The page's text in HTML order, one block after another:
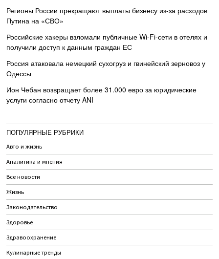
Регионы России прекращают выплаты бизнесу из-за расходов
Путина на «СВО»
Российские хакеры взломали публичные Wi-Fi-сети в отелях и
получили доступ к данным граждан ЕС
Россия атаковала немецкий сухогруз и гвинейский зерновоз у
Одессы
Ион Чебан возвращает более 31.000 евро за юридические
услуги согласно отчету ANI
ПОПУЛЯРНЫЕ РУБРИКИ
Авто и жизнь
Аналитика и мнения
Все новости
Жизнь
Законодательство
Здоровье
Здравоохранение
Кулинарные тренды